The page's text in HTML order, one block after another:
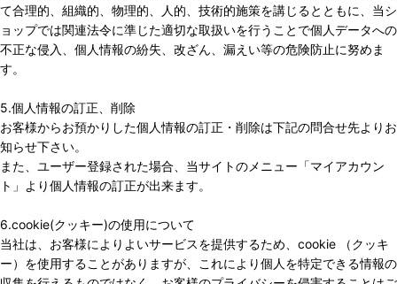
て合理的、組織的、物理的、人的、技術的施策を講じるとともに、当シ
ョップでは関連法令に準じた適切な取扱いを行うことで個人データへの
不正な侵入、個人情報の紛失、改ざん、漏えい等の危険防止に努めま
す。
5.個人情報の訂正、削除
お客様からお預かりした個人情報の訂正・削除は下記の問合せ先よりお
知らせ下さい。
また、ユーザー登録された場合、当サイトのメニュー「マイアカウン
ト」より個人情報の訂正が出来ます。
6.cookie(クッキー)の使用について
当社は、お客様によりよいサービスを提供するため、cookie （クッキ
ー）を使用することがありますが、これにより個人を特定できる情報の